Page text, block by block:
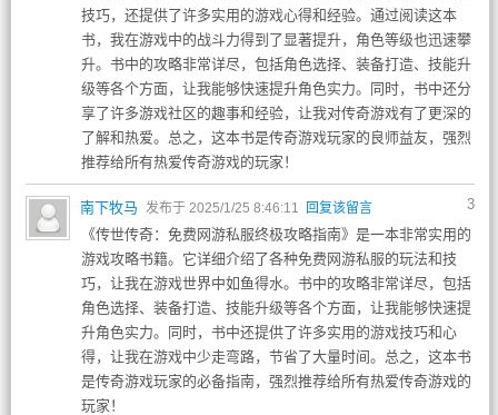
技巧，还提供了许多实用的游戏心得和经验。通过阅读这本
书，我在游戏中的战斗力得到了显著提升，角色等级也迅速攀
升。书中的攻略非常详尽，包括角色选择、装备打造、技能升
级等各个方面，让我能够快速提升角色实力。同时，书中还分
享了许多游戏社区的趣事和经验，让我对传奇游戏有了更深的
了解和热爱。总之，这本书是传奇游戏玩家的良师益友，强烈
推荐给所有热爱传奇游戏的玩家！
3
南下牧马 发布于 2025/1/25 8:46:11 回复该留言
《传世传奇：免费网游私服终极攻略指南》是一本非常实用的
游戏攻略书籍。它详细介绍了各种免费网游私服的玩法和技
巧，让我在游戏世界中如鱼得水。书中的攻略非常详尽，包括
角色选择、装备打造、技能升级等各个方面，让我能够快速提
升角色实力。同时，书中还提供了许多实用的游戏技巧和心
得，让我在游戏中少走弯路，节省了大量时间。总之，这本书
是传奇游戏玩家的必备指南，强烈推荐给所有热爱传奇游戏的
玩家！